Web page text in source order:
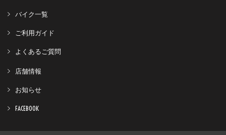
バイク一覧
ご利用ガイド
よくあるご質問
店舗情報
お知らせ
FACEBOOK